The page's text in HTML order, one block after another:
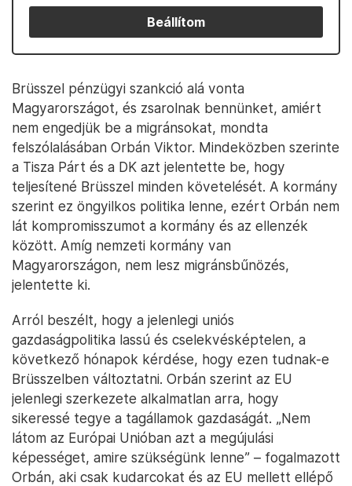
Beállítom
Brüsszel pénzügyi szankció alá vonta
Magyarországot, és zsarolnak bennünket, amiért
nem engedjük be a migránsokat, mondta
felszólalásában Orbán Viktor. Mindeközben szerinte
a Tisza Párt és a DK azt jelentette be, hogy
teljesítené Brüsszel minden követelését. A kormány
szerint ez öngyilkos politika lenne, ezért Orbán nem
lát kompromisszumot a kormány és az ellenzék
között. Amíg nemzeti kormány van
Magyarországon, nem lesz migránsbűnözés,
jelentette ki.
Arról beszélt, hogy a jelenlegi uniós
gazdaságpolitika lassú és cselekvésképtelen, a
következő hónapok kérdése, hogy ezen tudnak-e
Brüsszelben változtatni. Orbán szerint az EU
jelenlegi szerkezete alkalmatlan arra, hogy
sikeressé tegye a tagállamok gazdaságát. „Nem
látom az Európai Unióban azt a megújulási
képességet, amire szükségünk lenne” – fogalmazott
Orbán, aki csak kudarcokat és az EU mellett ellépő